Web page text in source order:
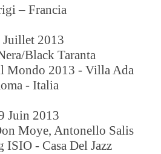
– Francia
Juillet 2013
Black Taranta
Mondo 2013 - Villa Ada
- Italia
Juin 2013
Moye, Antonello Salis
ISIO - Casa Del Jazz